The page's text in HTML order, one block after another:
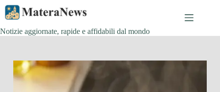
Salta
contenuto
Notizie aggiornate, rapide e affidabili dal mondo